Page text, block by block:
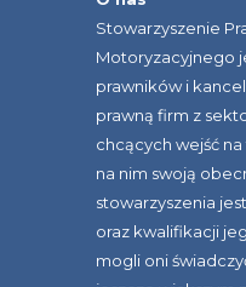
Stowarzyszenie
Motoryzacyjnego
prawników i
prawną firm z
chcących wejść
na nim swoją
stowarzyszenia
oraz kwalifikacji
mogli oni